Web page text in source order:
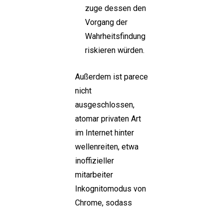
zuge dessen den
Vorgang der
Wahrheitsfindung
riskieren würden.
Außerdem ist parece
nicht
ausgeschlossen,
atomar privaten Art
im Internet hinter
wellenreiten, etwa
inoffizieller
mitarbeiter
Inkognitomodus von
Chrome, sodass